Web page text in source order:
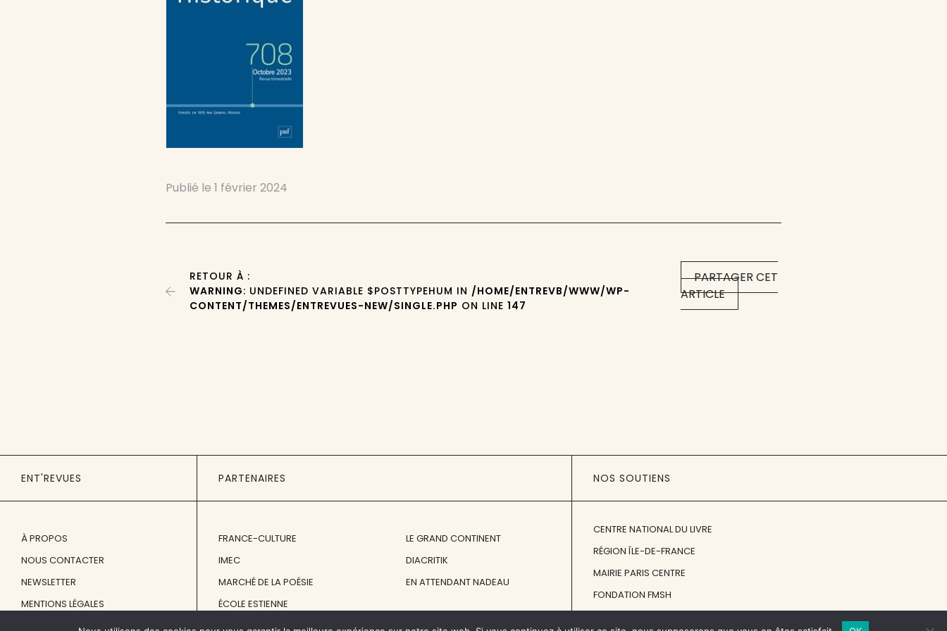
Publié le1 février 2024
PARTAGER CET
ARTICLE
RETOUR À :
WARNING: UNDEFINED VARIABLE $POSTTYPEHUM IN /HOME/ENTREVB/WWW/WP-
CONTENT/THEMES/ENTREVUES-NEW/SINGLE.PHP ON LINE147
ENT'REVUES
À PROPOS
NOUS CONTACTER
NEWSLETTER
MENTIONS LÉGALES
PARTENAIRES
FRANCE-CULTURE
IMEC
MARCHÉ DE LA POÉSIE
ÉCOLE ESTIENNE
LE GRAND CONTINENT
DIACRITIK
EN ATTENDANT NADEAU
NOS SOUTIENS
CENTRE NATIONAL DU LIVRE
RÉGION ÎLE-DE-FRANCE
MAIRIE PARIS CENTRE
FONDATION FMSH